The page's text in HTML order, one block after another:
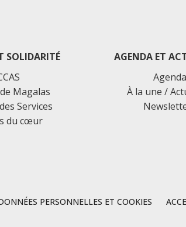
SOLIDARITÉ
Magalas
Services
du cœur
AGENDA ET
Agenda
À la une /
PERSONNELLES ET COOKIES